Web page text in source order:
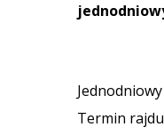
Termin